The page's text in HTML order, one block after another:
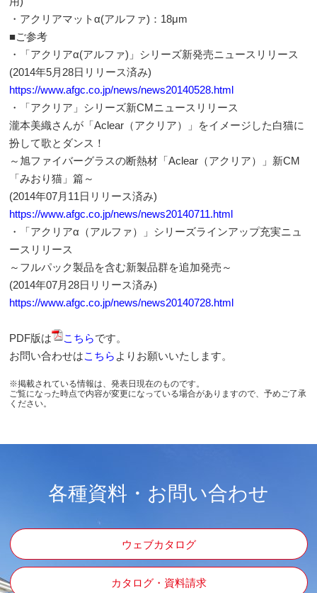
・アクリアマットα(アルファ)：18μm
■ご参考
・「アクリアα(アルファ)」シリーズ新発売ニュースリリース
(2014年5月28日リリース済み)
https://www.afgc.co.jp/news/news20140528.html
・「アクリア」シリーズ新CMニュースリリース
瀧本美織さんが「Aclear（アクリア）」をイメージした白猫に
扮して歌とダンス！
～旭ファイバーグラスの断熱材「Aclear（アクリア）」新CM
「みおり猫」篇～
(2014年07月11日リリース済み)
https://www.afgc.co.jp/news/news20140711.html
・「アクリアα（アルファ）」シリーズラインアップ充実ニュ
ースリリース
～フルパック製品を含む新製品群を追加発売～
(2014年07月28日リリース済み)
https://www.afgc.co.jp/news/news20140728.html
PDF版は こちらです。
お問い合わせはこちら よりお願いいたします。
※掲載されている情報は、発表日現在のものです。
ご覧になった時点で内容が変更になっている場合がありますので、予めご了承
ください。
各種資料・お問い合わせ
ウェブカタログ
カタログ・資料請求